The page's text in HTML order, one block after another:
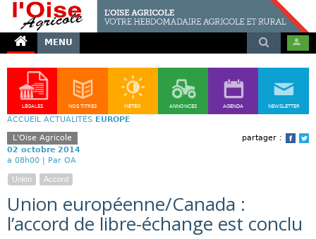
MENU
LÉGALES NOS TITRES MÉTÉO ANNONCES AGENDA NEWSLETTER
ACCUEIL ACTUALITÉS EUROPE
partager :
L'Oise Agricole
02 octobre 2014
a 08h00 | Par OA
Union Accord
Union européenne/Canada :
l’accord de libre-échange est conclu